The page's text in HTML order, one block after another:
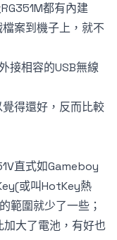
都有內建
案到機子上，就不
接相容的USB無線
得還好，反而比較
直式如Gameboy
或叫HotKey熱
範圍就少了一些；
大了電池，有好也